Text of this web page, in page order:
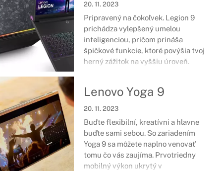
20. 11. 2023
Pripravený na čokoľvek. Legion 9
prichádza vylepšený umelou
inteligenciou, pričom prináša
špičkové funkcie, ktoré povýšia tvoj
herný zážitok na vyššiu úroveň.
Už ti nič nestojí v ceste.
Lenovo Yoga 9
20. 11. 2023
Buďte flexibilní, kreatívni a hlavne
buďte sami sebou. So zariadením
Yoga 9 sa môžete naplno venovať
tomu čo vás zaujíma. Prvotriedny
mobilný výkon ukrytý v